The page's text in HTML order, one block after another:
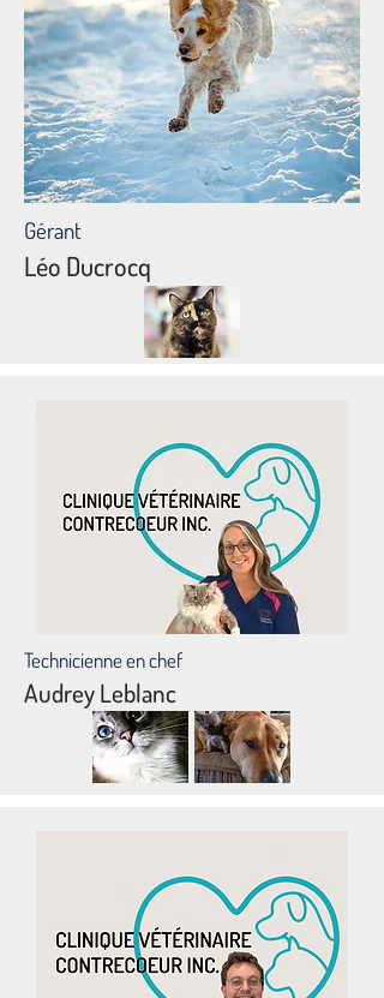
Gérant
Léo Ducrocq
Technicienne en chef
Audrey Leblanc